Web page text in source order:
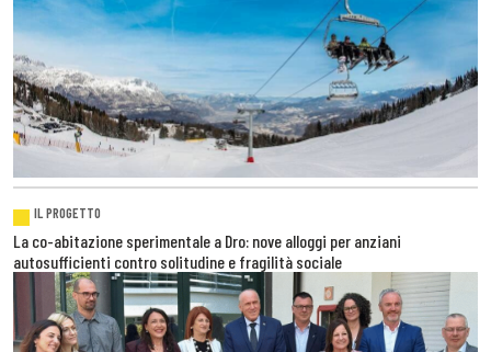
IL PROGETTO
La co-abitazione sperimentale a Dro: nove alloggi per anziani
autosufficienti contro solitudine e fragilità sociale